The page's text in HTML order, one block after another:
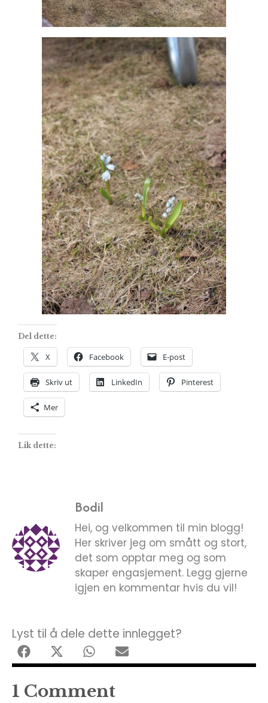
Del dette:
X Facebook E-post
Skriv ut LinkedIn Pinterest
Mer
Lik dette:
Bodil
Hei, og velkommen til min blogg!
Her skriver jeg om smått og stort,
det som opptar meg og som
skaper engasjement. Legg gjerne
igjen en kommentar hvis du vil!
Lyst til å dele dette innlegget?
1 Comment